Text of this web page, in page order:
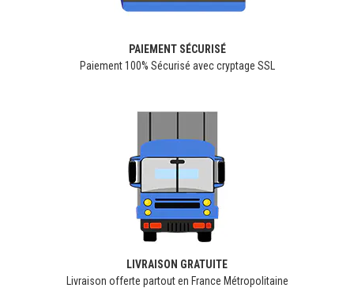
PAIEMENT SÉCURISÉ
Paiement 100% Sécurisé avec cryptage SSL
LIVRAISON GRATUITE
Livraison offerte partout en France Métropolitaine